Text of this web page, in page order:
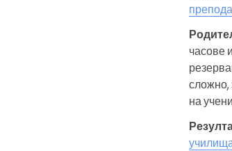
часове
сложно,
на